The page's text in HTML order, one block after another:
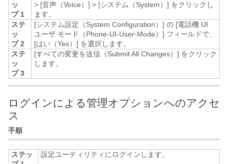
ッ
プ 1
> [音声（Voice）] > [システム（System）] をクリックし
ます。
ステ
ッ
プ 2
[システム設定（System Configuration）] の [電話機 UI
ユーザ モード（Phone-UI-User-Mode）] フィールドで、
[はい（Yes）] を選択します。
ステ
ッ
プ 3
[すべての変更を送信（Submit All Changes）] をクリック
します。
ログインによる管理オプションへのアクセ
ス
手順
ステッ
設定ユーティリティにログインします。